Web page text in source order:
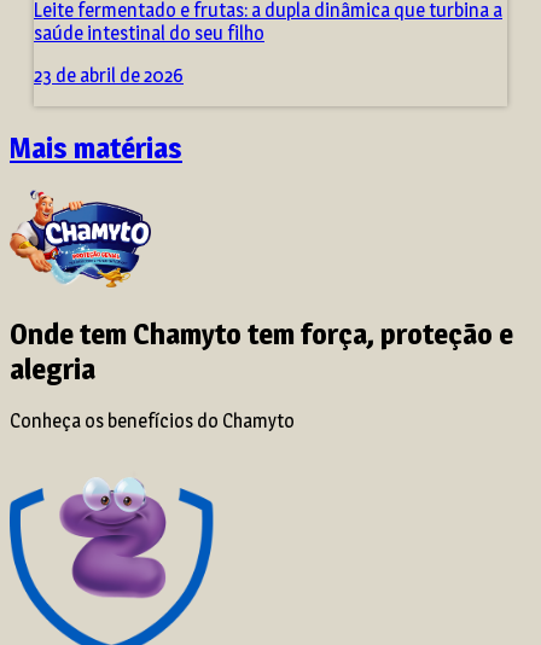
Leite fermentado e frutas: a dupla dinâmica que turbina a
saúde intestinal do seu filho
23 de abril de 2026
Mais matérias
Onde tem Chamyto tem força, proteção e
alegria
Conheça os benefícios do Chamyto